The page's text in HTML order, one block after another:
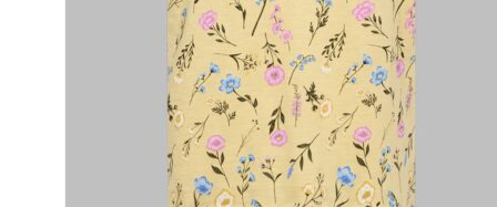
Miesten yöasut ja alusvaatteet
Miesten alusvaatteet
Miesten sukat
Miesten yöasut
Miesten aamutakit ja kylpytakit
Miesten takit
Miesten nahkatakit
Miesten kevät-ja syystakit
Miesten villakangastakit
Miesten talvitakit